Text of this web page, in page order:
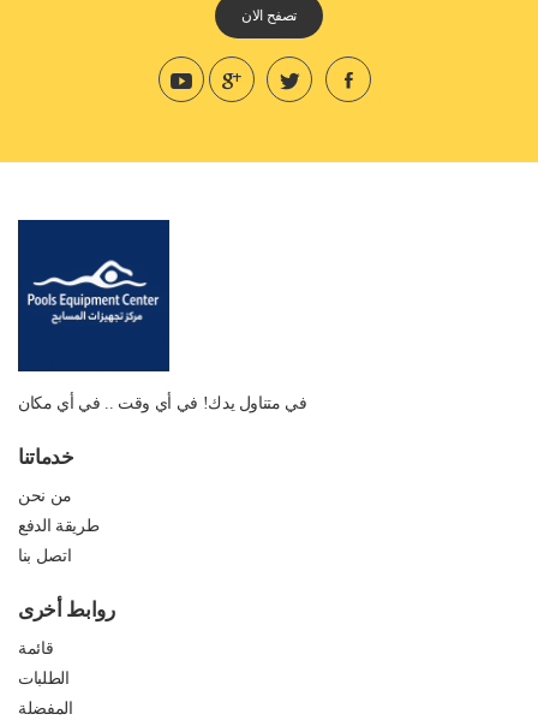
تصفح الان
في متناول يدك! في أي وقت .. في أي مكان
خدماتنا
من نحن
طريقة الدفع
اتصل بنا
روابط أخرى
قائمة
الطلبات
المفضلة